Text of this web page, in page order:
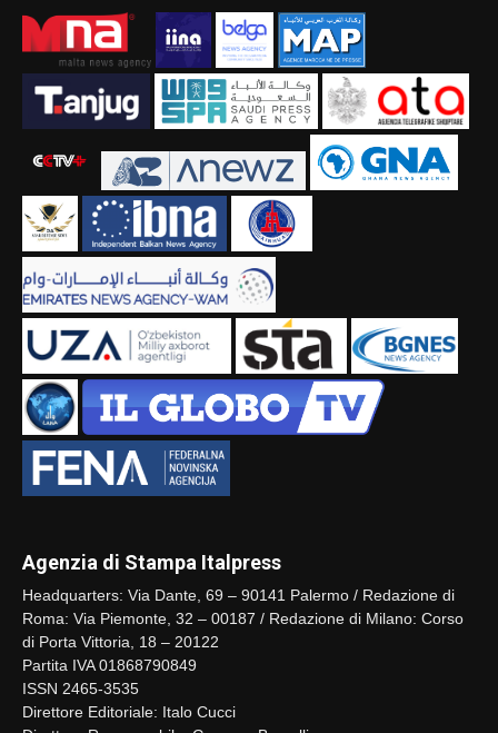
Agenzia di Stampa Italpress
Headquarters: Via Dante, 69 – 90141 Palermo / Redazione di
Roma: Via Piemonte, 32 – 00187 / Redazione di Milano: Corso
di Porta Vittoria, 18 – 20122
Partita IVA 01868790849
ISSN 2465-3535
Direttore Editoriale: Italo Cucci